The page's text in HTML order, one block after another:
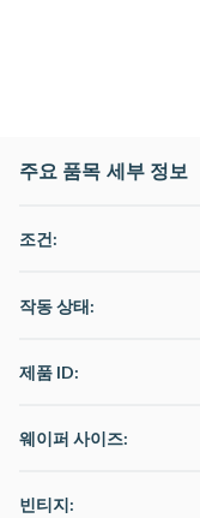
주요 품목 세부 정보
조건:
작동 상태:
제품 ID:
웨이퍼 사이즈:
빈티지: